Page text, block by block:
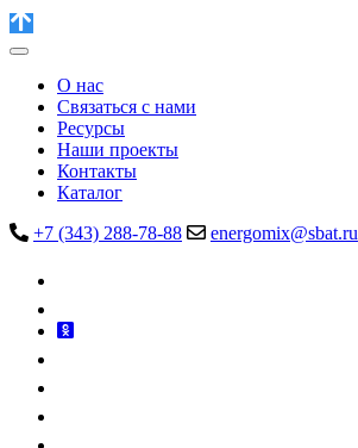
О нас
Связаться с нами
Ресурсы
Наши проекты
Контакты
Каталог
+7 (343) 288-78-88
energomix@sbat.ru